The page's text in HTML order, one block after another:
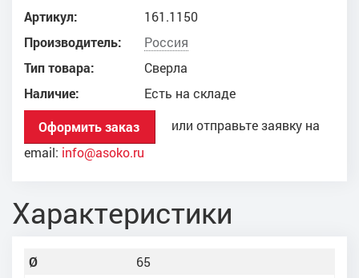
Артикул:
161.1150
Производитель:
Россия
Тип товара:
Сверла
Наличие:
Есть на складе
Оформить заказ
или отправьте заявку на
email: info@asoko.ru
Характеристики
Ø
65